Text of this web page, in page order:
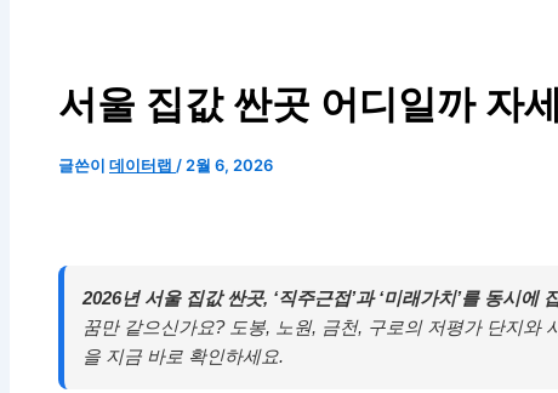
서울 집값 싼곳 어디일까 자
글쓴이 데이터랩 / 2월 6, 2026
2026년 서울 집값 싼곳, ‘직주근접’과 ‘미래가치’를 동시에
꿈만 같으신가요? 도봉, 노원, 금천, 구로의 저평가 단지와
을 지금 바로 확인하세요.